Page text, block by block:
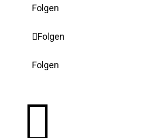
Folgen
Folgen
Folgen
